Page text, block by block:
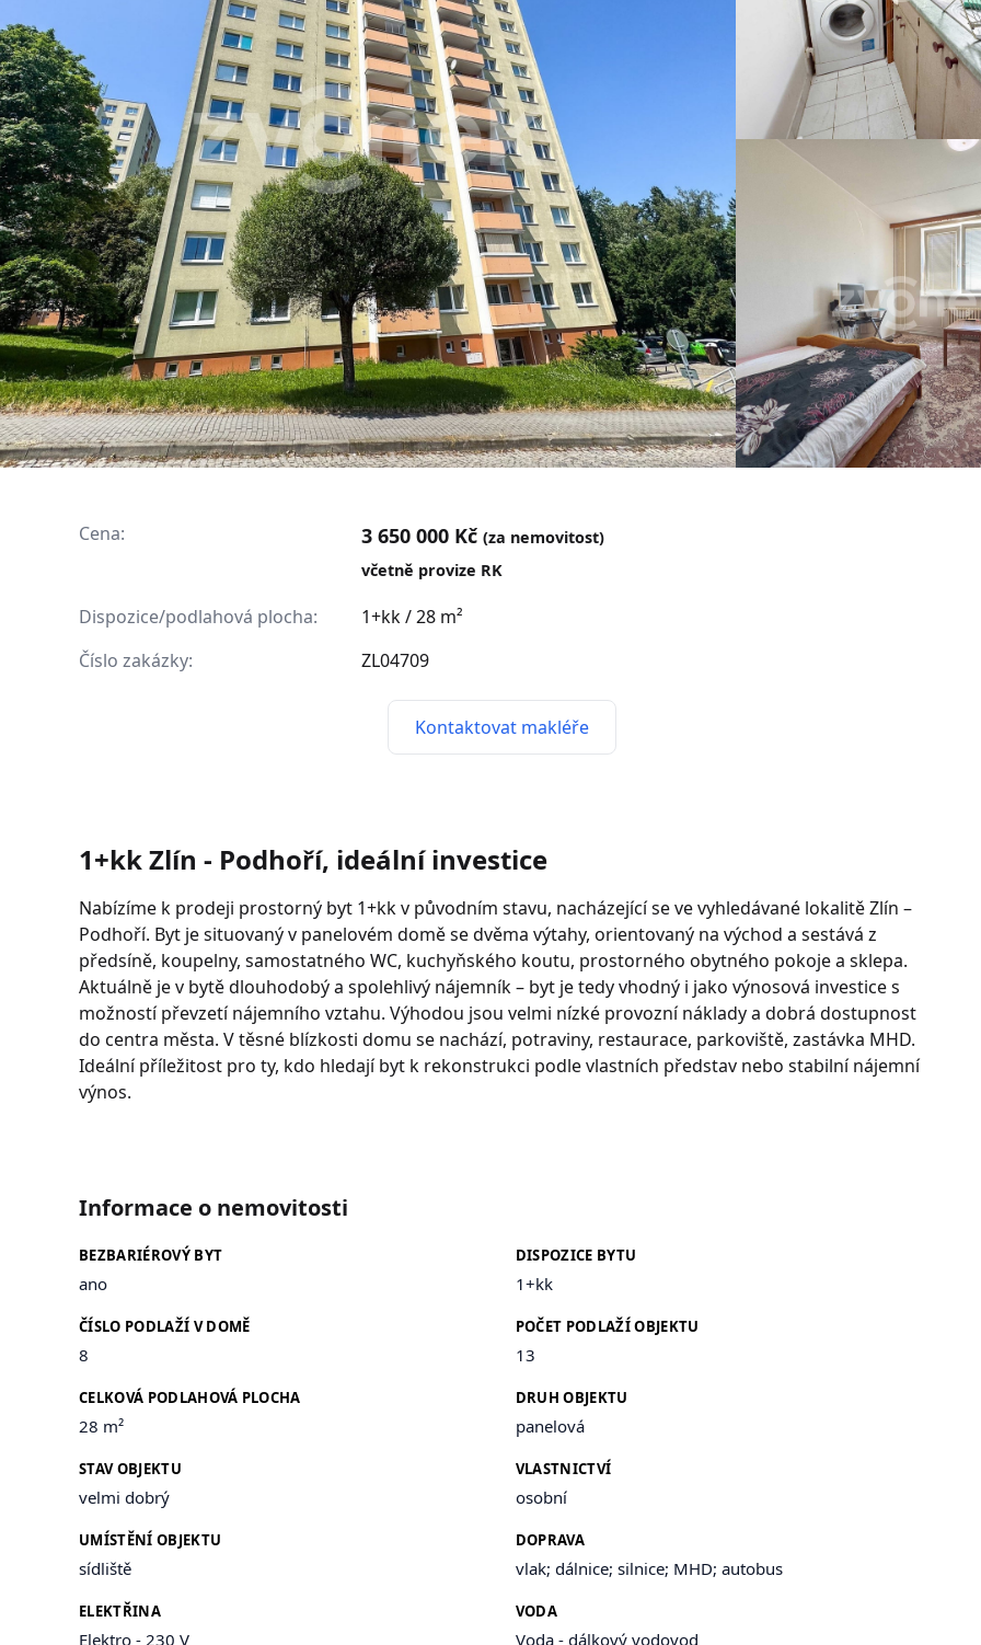
Cena: 3 650 000 Kč (za nemovitost)
včetně provize RK
Dispozice/podlahová plocha:
1+kk / 28 m²
Číslo zakázky:
ZL04709
Kontaktovat makléře
1+kk Zlín - Podhoří, ideální investice
Nabízíme k prodeji prostorný byt 1+kk v původním stavu, nacházející se ve vyhledávané lokalitě Zlín –
Podhoří. Byt je situovaný v panelovém domě se dvěma výtahy, orientovaný na východ a sestává z
předsíně, koupelny, samostatného WC, kuchyňského koutu, prostorného obytného pokoje a sklepa.
Aktuálně je v bytě dlouhodobý a spolehlivý nájemník – byt je tedy vhodný i jako výnosová investice s
možností převzetí nájemního vztahu. Výhodou jsou velmi nízké provozní náklady a dobrá dostupnost
do centra města. V těsné blízkosti domu se nachází, potraviny, restaurace, parkoviště, zastávka MHD.
Ideální příležitost pro ty, kdo hledají byt k rekonstrukci podle vlastních představ nebo stabilní nájemní
výnos.
Informace o nemovitosti
BEZBARIÉROVÝ BYT
ano
DISPOZICE BYTU
1+kk
ČÍSLO PODLAŽÍ V DOMĚ
8
POČET PODLAŽÍ OBJEKTU
13
CELKOVÁ PODLAHOVÁ PLOCHA
28 m²
DRUH OBJEKTU
panelová
STAV OBJEKTU
velmi dobrý
VLASTNICTVÍ
osobní
UMÍSTĚNÍ OBJEKTU
sídliště
DOPRAVA
vlak; dálnice; silnice; MHD; autobus
ELEKTŘINA
Elektro - 230 V
VODA
Voda - dálkový vodovod